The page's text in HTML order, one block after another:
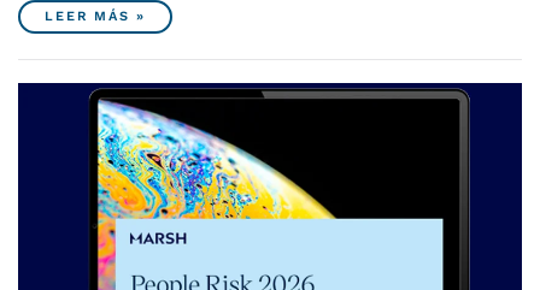
LEER MÁS »